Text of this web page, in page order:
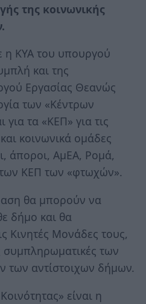
της κοινωνικής
η ΚΥΑ του υπουργού
και της
Εργασίας Θεανώς
των «Κέντρων
για τα «ΚΕΠ» για τις
κοινωνικά ομάδες
άποροι, ΑμΕΑ, Ρομά,
ΚΕΠ των «φτωχών».
θα μπορούν να
δήμο και θα
Κινητές Μονάδες τους,
των
των αντίστοιχων δήμων.
είναι η